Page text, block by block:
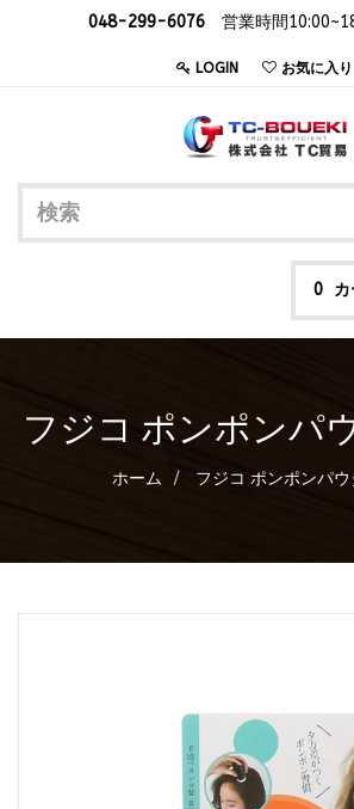
048-299-6076 営業時間
LOGIN お気に入り
0
フジコ ポンポンパ
ホーム フジコ ポンポンパウ